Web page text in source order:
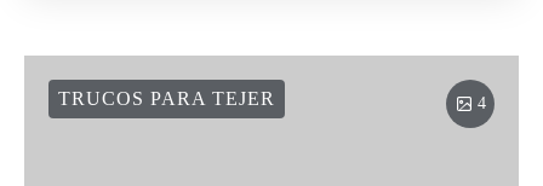
4
TRUCOS PARA TEJER